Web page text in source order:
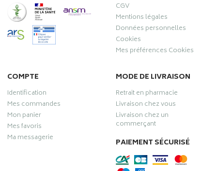
CGV
Mentions légales
Données personnelles
Cookies
Mes préférences Cookies
COMPTE
Identification
Mes commandes
Mon panier
Mes favoris
Ma messagerie
MODE DE LIVRAISON
Retrait en pharmacie
Livraison chez vous
Livraison chez un
commerçant
PAIEMENT SÉCURISÉ